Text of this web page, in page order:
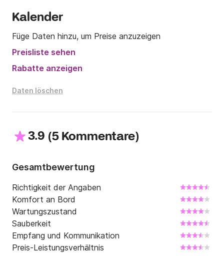
Kalender
Füge Daten hinzu, um Preise anzuzeigen
Preisliste sehen
Rabatte anzeigen
Daten löschen
3.9 (5 Kommentare)
Gesamtbewertung
Richtigkeit der Angaben
Komfort an Bord
Wartungszustand
Sauberkeit
Empfang und Kommunikation
Preis-Leistungsverhältnis